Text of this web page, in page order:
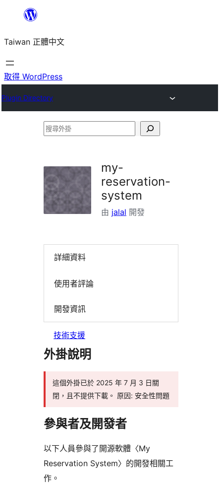
主
要
內
Taiwan 正體中文
取得 WordPress
Plugin Directory
搜
掛
my-
reservation-
system
由 jalal 開發
詳細資料
使用者評論
開發資訊
技術支援
外掛說明
這個外掛已於 2025 年 7 月 3 日關
閉，且不提供下載。 原因: 安全性問題
參與者及開發者
以下人員參與了開源軟體〈My
Reservation System〉的開發相關工
作。